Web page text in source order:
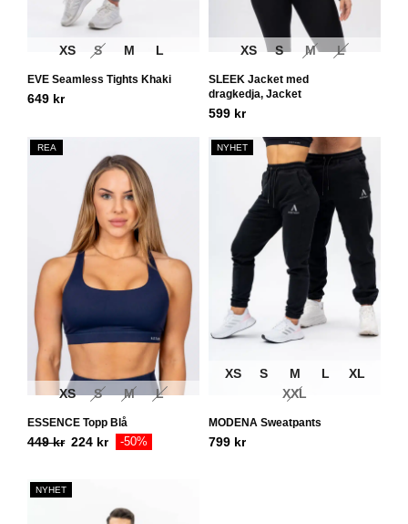
XS S M L
EVE Seamless Tights Khaki
649 kr
XS S M L
SLEEK Jacket med
dragkedja, Jacket
599 kr
REA
XS S M L
ESSENCE Topp Blå
449kr 224 kr -50%
NYHET
XS S M L
XL
XXL
MODENA Sweatpants
799 kr
NYHET